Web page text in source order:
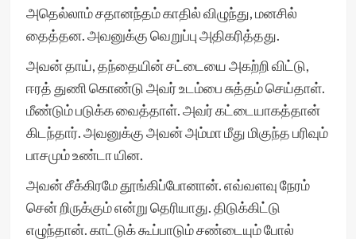
அதெல்லாம் சதானந்தம் காதில் விழுந்து, மனசில்
தைத்தன. அவனுக்கு வெறுப்பு அதிகரித்தது.
அவன் தாய், தந்தையின் சட்டையை அகற்றி விட்டு,
ஈரத் துணி கொண்டு அவர் உடம்பை சுத்தம் செய்தாள்.
மீண்டும் படுக்க வைத்தாள். அவர் கட்டையாகத்தான்
கிடந்தார். அவனுக்கு அவன் அம்மா மீது மிகுந்த பரிவும்
பாசமும் உண்டா யின.
அவன் சீக்கிரமே தூங்கிப்போனான். எவ்வளவு நேரம்
சென் றிருக்கும் என்று தெரியாது. திடுக்கிட்டு
எழுந்தான். காட்டுக் கூப்பாடும் சண்டையும் போல்